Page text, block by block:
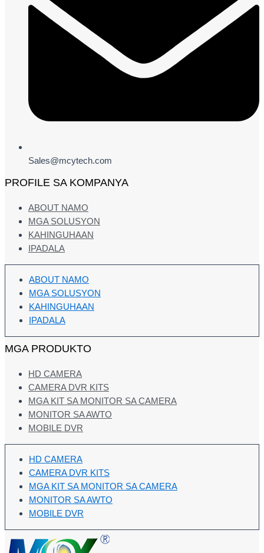
Sales@mcytech.com
PROFILE SA KOMPANYA
ABOUT NAMO
MGA SOLUSYON
KAHINGUHAAN
IPADALA
ABOUT NAMO
MGA SOLUSYON
KAHINGUHAAN
IPADALA
MGA PRODUKTO
HD CAMERA
CAMERA DVR KITS
MGA KIT SA MONITOR SA CAMERA
MONITOR SA AWTO
MOBILE DVR
HD CAMERA
CAMERA DVR KITS
MGA KIT SA MONITOR SA CAMERA
MONITOR SA AWTO
MOBILE DVR